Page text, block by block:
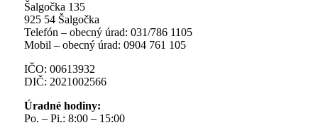
Šalgočka 135
925 54 Šalgočka
Telefón – obecný úrad: 031/786 1105
Mobil – obecný úrad: 0904 761 105
IČO: 00613932
DIČ: 2021002566
Úradné hodiny:
Po. – Pi.: 8:00 – 15:00